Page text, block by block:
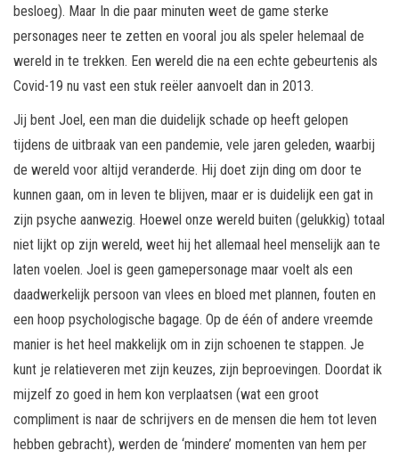
besloeg). Maar In die paar minuten weet de game sterke
personages neer te zetten en vooral jou als speler helemaal de
wereld in te trekken. Een wereld die na een echte gebeurtenis als
Covid-19 nu vast een stuk reëler aanvoelt dan in 2013.
Jij bent Joel, een man die duidelijk schade op heeft gelopen
tijdens de uitbraak van een pandemie, vele jaren geleden, waarbij
de wereld voor altijd veranderde. Hij doet zijn ding om door te
kunnen gaan, om in leven te blijven, maar er is duidelijk een gat in
zijn psyche aanwezig. Hoewel onze wereld buiten (gelukkig) totaal
niet lijkt op zijn wereld, weet hij het allemaal heel menselijk aan te
laten voelen. Joel is geen gamepersonage maar voelt als een
daadwerkelijk persoon van vlees en bloed met plannen, fouten en
een hoop psychologische bagage. Op de één of andere vreemde
manier is het heel makkelijk om in zijn schoenen te stappen. Je
kunt je relatieveren met zijn keuzes, zijn beproevingen. Doordat ik
mijzelf zo goed in hem kon verplaatsen (wat een groot
compliment is naar de schrijvers en de mensen die hem tot leven
hebben gebracht), werden de ‘mindere’ momenten van hem per